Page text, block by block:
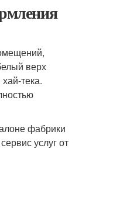
верх
тека.
фабрики
услуг от